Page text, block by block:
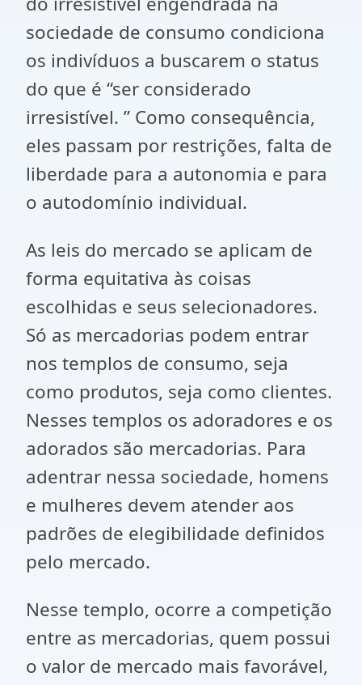
sociedade de consumo condiciona
os indivíduos a buscarem o status
do que é “ser considerado
irresistível. ” Como consequência,
eles passam por restrições, falta de
liberdade para a autonomia e para
o autodomínio individual.
As leis do mercado se aplicam de
forma equitativa às coisas
escolhidas e seus selecionadores.
Só as mercadorias podem entrar
nos templos de consumo, seja
como produtos, seja como clientes.
Nesses templos os adoradores e os
adorados são mercadorias. Para
adentrar nessa sociedade, homens
e mulheres devem atender aos
padrões de elegibilidade definidos
pelo mercado.
Nesse templo, ocorre a competição
entre as mercadorias, quem possui
o valor de mercado mais favorável,